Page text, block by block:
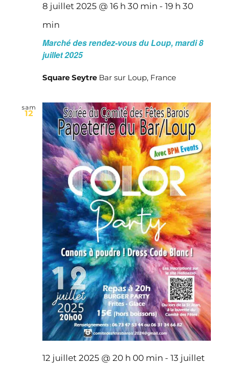
8 juillet 2025 @ 16 h 30 min - 19 h 30
min
Marché des rendez-vous du Loup, mardi 8
juillet 2025
Square Seytre Bar sur Loup, France
sam
12
12 juillet 2025 @ 20 h 00 min - 13 juillet